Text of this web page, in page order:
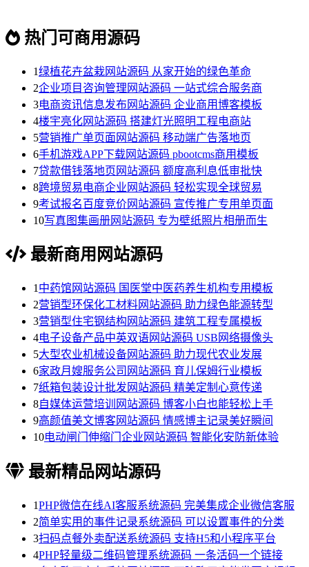
热门可商用源码
1绿植花卉盆栽网站源码 从家开始的绿色革命
2企业项目咨询管理网站源码 一站式综合服务商
3电商资讯信息发布网站源码 企业商用博客模板
4楼宇亮化网站源码 搭建灯光照明工程电商站
5营销推广单页面网站源码 移动端广告落地页
6手机游戏APP下载网站源码 pbootcms商用模板
7贷款借钱落地页网站源码 额度高利息低审批快
8跨境贸易电商企业网站源码 轻松实现全球贸易
9考试报名百度竞价网站源码 宣传推广专用单页面
10写真图集画册网站源码 专为壁纸照片相册而生
最新商用网站源码
1 中药馆网站源码 国医堂中医药养生机构专用模板
2营销型环保化工材料网站源码 助力绿色能源转型
3营销型住宅钢结构网站源码 建筑工程专属模板
4电子设备产品中英双语网站源码 USB网络摄像头
5大型农业机械设备网站源码 助力现代农业发展
6家政月嫂服务公司网站源码 育儿保姆行业模板
7纸箱包装设计批发网站源码 精美定制心意传递
8自媒体运营培训网站源码 博客小白也能轻松上手
9高颜值美文博客网站源码 情感博主记录美好瞬间
10电动闸门伸缩门企业网站源码 智能化安防新体验
最新精品网站源码
1PHP微信在线AI客服系统源码 完美集成企业微信客服
2简单实用的事件记录系统源码 可以设置事件的分类
3扫码点餐外卖配送系统源码 支持H5和小程序平台
4PHP轻量级二维码管理系统源码 一条活码一个链接